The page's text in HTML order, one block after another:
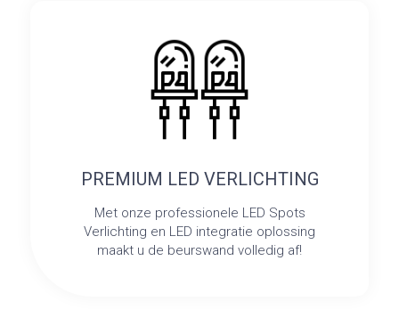
PREMIUM LED VERLICHTING
Met onze professionele LED Spots
Verlichting en LED integratie oplossing
maakt u de beurswand volledig af!